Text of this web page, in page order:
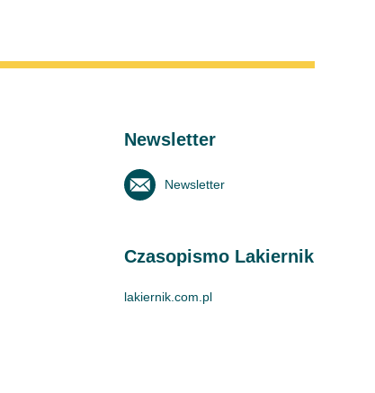
Newsletter
Newsletter
Czasopismo Lakiernik
lakiernik.com.pl